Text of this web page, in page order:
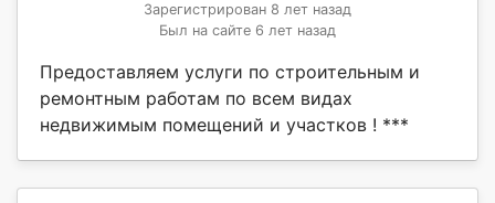
Зарегистрирован 8 лет назад
Был на сайте 6 лет назад
Предоставляем услуги по строительным и
ремонтным работам по всем видах
недвижимым помещений и участков ! ***